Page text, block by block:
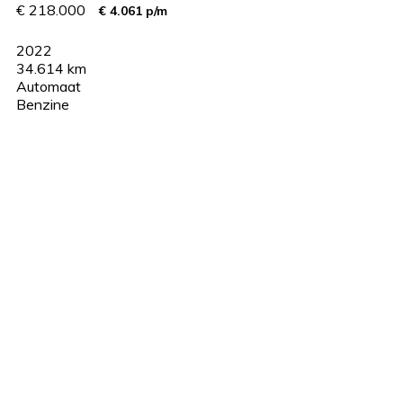
€ 218.000
€ 4.061 p/m
2022
34.614 km
Automaat
Benzine